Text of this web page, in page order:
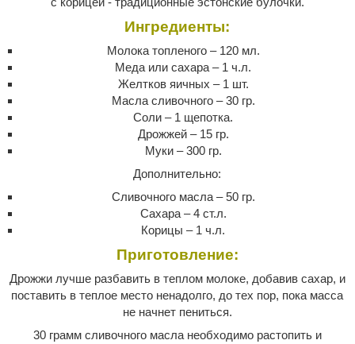
Ингредиенты:
Молока топленого – 120 мл.
Меда или сахара – 1 ч.л.
Желтков яичных – 1 шт.
Масла сливочного – 30 гр.
Соли – 1 щепотка.
Дрожжей – 15 гр.
Муки – 300 гр.
Дополнительно:
Сливочного масла – 50 гр.
Сахара – 4 ст.л.
Корицы – 1 ч.л.
Приготовление:
Дрожжи лучше разбавить в теплом молоке, добавив сахар, и
поставить в теплое место ненадолго, до тех пор, пока масса
не начнет пениться.
30 грамм сливочного масла необходимо растопить и